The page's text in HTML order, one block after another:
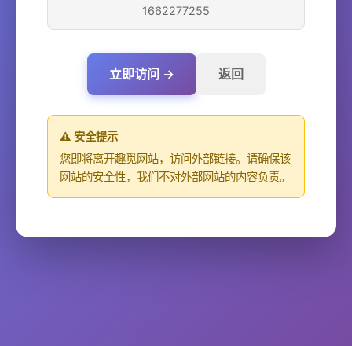
1662277255
立即访问 → 返回
⚠️ 安全提示
您即将离开趣觅网站，访问外部链接。请确保该
网站的安全性，我们不对外部网站的内容负责。